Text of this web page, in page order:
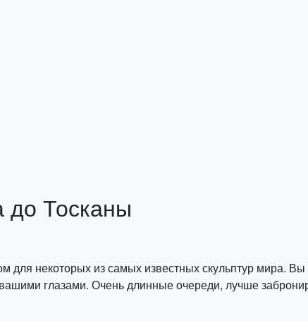
Тосканы
некоторых из самых известных скульптур мира. Вы
глазами. Очень длинные очереди, лучше